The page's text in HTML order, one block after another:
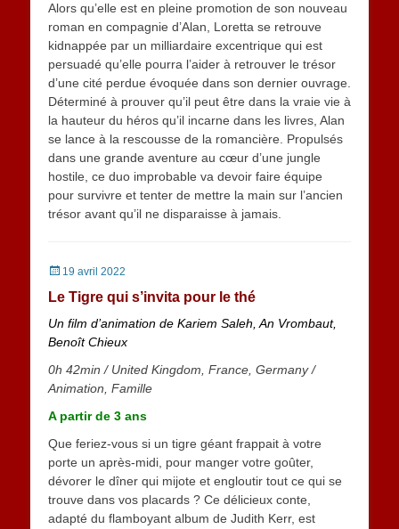
Alors qu’elle est en pleine promotion de son nouveau
roman en compagnie d’Alan, Loretta se retrouve
kidnappée par un milliardaire excentrique qui est
persuadé qu’elle pourra l’aider à retrouver le trésor
d’une cité perdue évoquée dans son dernier ouvrage.
Déterminé à prouver qu’il peut être dans la vraie vie à
la hauteur du héros qu’il incarne dans les livres, Alan
se lance à la rescousse de la romancière. Propulsés
dans une grande aventure au cœur d’une jungle
hostile, ce duo improbable va devoir faire équipe
pour survivre et tenter de mettre la main sur l’ancien
trésor avant qu’il ne disparaisse à jamais.
Posted
19 avril 2022
Le Tigre qui s’invita pour le thé
Un film d’animation de Kariem Saleh, An Vrombaut,
Benoît Chieux
0h 42min/ United Kingdom, France, Germany/
Animation, Famille
A partir de 3 ans
Que feriez-vous si un tigre géant frappait à votre
porte un après-midi, pour manger votre goûter,
dévorer le dîner qui mijote et engloutir tout ce qui se
trouve dans vos placards ? Ce délicieux conte,
adapté du flamboyant album de Judith Kerr, est